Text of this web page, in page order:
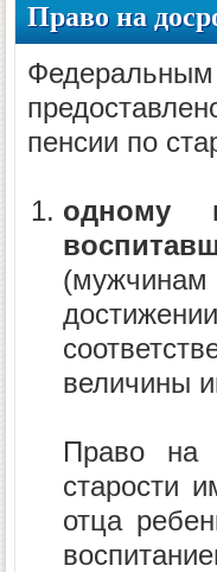
Право на
пенсии по
одному
величины
Право на
старости
отца